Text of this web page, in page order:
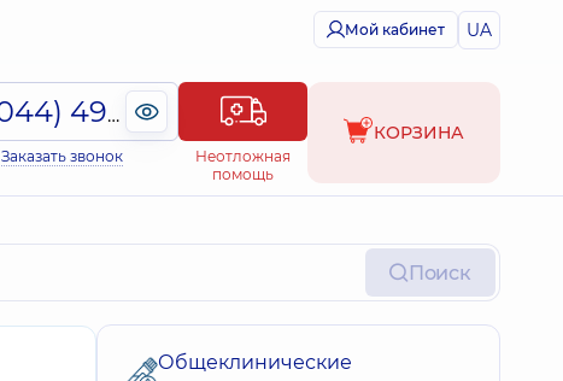
Мой кабинет UA
(044) 495-2-888
Заказать звонок
Неотложная
помощь
КОРЗИНА
Поиск
Общеклинические